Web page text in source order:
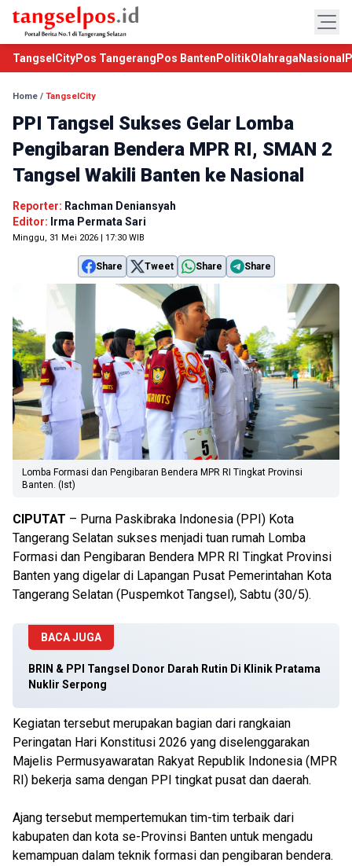
TangselCityPos Tangerang Pos Banten PolitikOlahraga Nasional
Home / TangselCity
PPI Tangsel Sukses Gelar Lomba
Pengibaran Bendera MPR RI, SMAN 2
Tangsel Wakili Banten ke Nasional
Reporter: Rachman Deniansyah
Editor: Irma Permata Sari
Minggu, 31 Mei 2026 | 17:30 WIB
Share Tweet Share Share
Lomba Formasi dan Pengibaran Bendera MPR RI Tingkat Provinsi
Banten. (Ist)
CIPUTAT – Purna Paskibraka Indonesia (PPI) Kota
Tangerang Selatan sukses menjadi tuan rumah Lomba
Formasi dan Pengibaran Bendera MPR RI Tingkat Provinsi
Banten yang digelar di Lapangan Pusat Pemerintahan Kota
Tangerang Selatan (Puspemkot Tangsel), Sabtu (30/5).
BACA JUGA
BRIN & PPI Tangsel Donor Darah Rutin Di Klinik Pratama
Nuklir Serpong
Kegiatan tersebut merupakan bagian dari rangkaian
Peringatan Hari Konstitusi 2026 yang diselenggarakan
Majelis Permusyawaratan Rakyat Republik Indonesia (MPR
RI) bekerja sama dengan PPI tingkat pusat dan daerah.
Ajang tersebut mempertemukan tim-tim terbaik dari
kabupaten dan kota se-Provinsi Banten untuk mengadu
kemampuan dalam teknik formasi dan pengibaran bendera.